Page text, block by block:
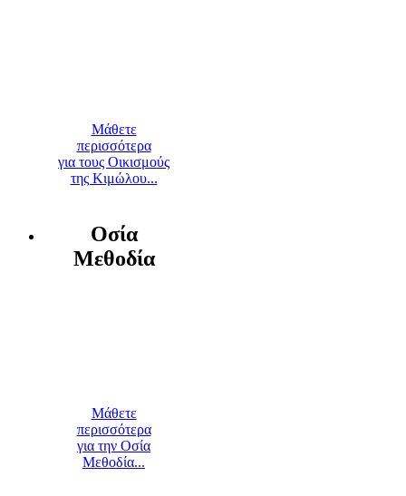
Μάθετε
περισσότερα
για τους Οικισμούς
της Κιμώλου...
Οσία
Μεθοδία
Μάθετε
περισσότερα
για την Οσία
Μεθοδία...